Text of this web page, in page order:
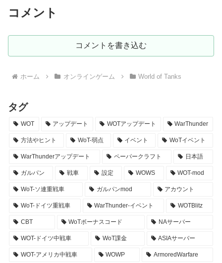
コメント
コメントを書き込む
ホーム オンラインゲーム World of Tanks
タグ
WOT アップデート WOTアップデート WarThunder
方法やヒント WoT-弱点 イベント WoTイベント
WarThunderアップデート ペーパークラフト 日本語
ガルパン 戦車 設定 WOWS WOT-mod
WoT-ソ連重戦車 ガルパンmod アカウント
WoT-ドイツ重戦車 WarThunder-イベント WOTBlitz
CBT WoTボーナスコード NAサーバー
WOT-ドイツ中戦車 WoT課金 ASIAサーバー
WOT-アメリカ中戦車 WOWP ArmoredWarfare